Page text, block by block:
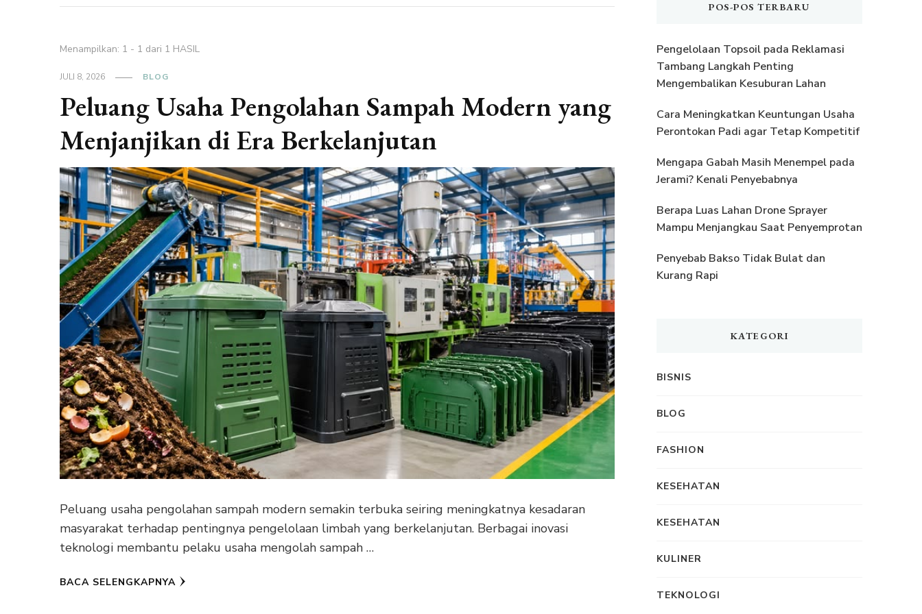
Menampilkan: 1 - 1 dari 1 HASIL
JULI 8, 2026 BLOG
Peluang Usaha Pengolahan Sampah Modern yang
Menjanjikan di Era Berkelanjutan
Peluang usaha pengolahan sampah modern semakin terbuka seiring meningkatnya kesadaran
masyarakat terhadap pentingnya pengelolaan limbah yang berkelanjutan. Berbagai inovasi
teknologi membantu pelaku usaha mengolah sampah …
BACA SELENGKAPNYA
POS-POS TERBARU
Pengelolaan Topsoil pada Reklamasi
Tambang Langkah Penting
Mengembalikan Kesuburan Lahan
Cara Meningkatkan Keuntungan Usaha
Perontokan Padi agar Tetap Kompetitif
Mengapa Gabah Masih Menempel pada
Jerami? Kenali Penyebabnya
Berapa Luas Lahan Drone Sprayer
Mampu Menjangkau Saat Penyemprotan
Penyebab Bakso Tidak Bulat dan
Kurang Rapi
KATEGORI
BISNIS
BLOG
FASHION
KESEHATAN
KESEHATAN
KULINER
TEKNOLOGI